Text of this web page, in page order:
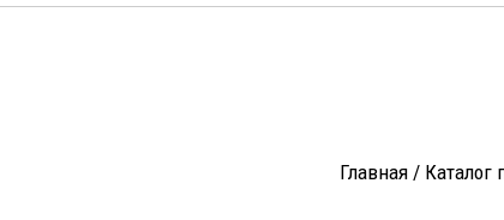
Главная/ Каталог